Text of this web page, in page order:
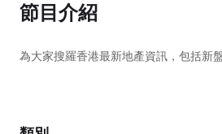
節目介紹
為大家搜羅香港最新地產資訊，包括新